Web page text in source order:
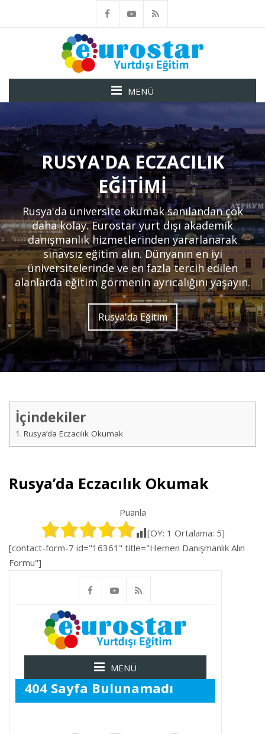
MENÜ
RUSYA'DA ECZACILIK
EĞITIMI
Rusya'da üniversite okumak sanılandan çok
daha kolay. Eurostar yurt dışı akademik
danışmanlık hizmetlerinden yararlanarak
sınavsız eğitim alın. Dünyanın en iyi
üniversitelerinde ve en fazla tercih edilen
alanlarda eğitim görmenin ayrıcalığını yaşayın.
Rusya'da Eğitim
İçindekiler
Rusya’da Eczacılık Okumak
Rusya’da Eczacılık Okumak
Puanla
[OY: 1 Ortalama: 5]
[contact-form-7 id="16361" title="Hemen Danışmanlık Alın
Formu"]